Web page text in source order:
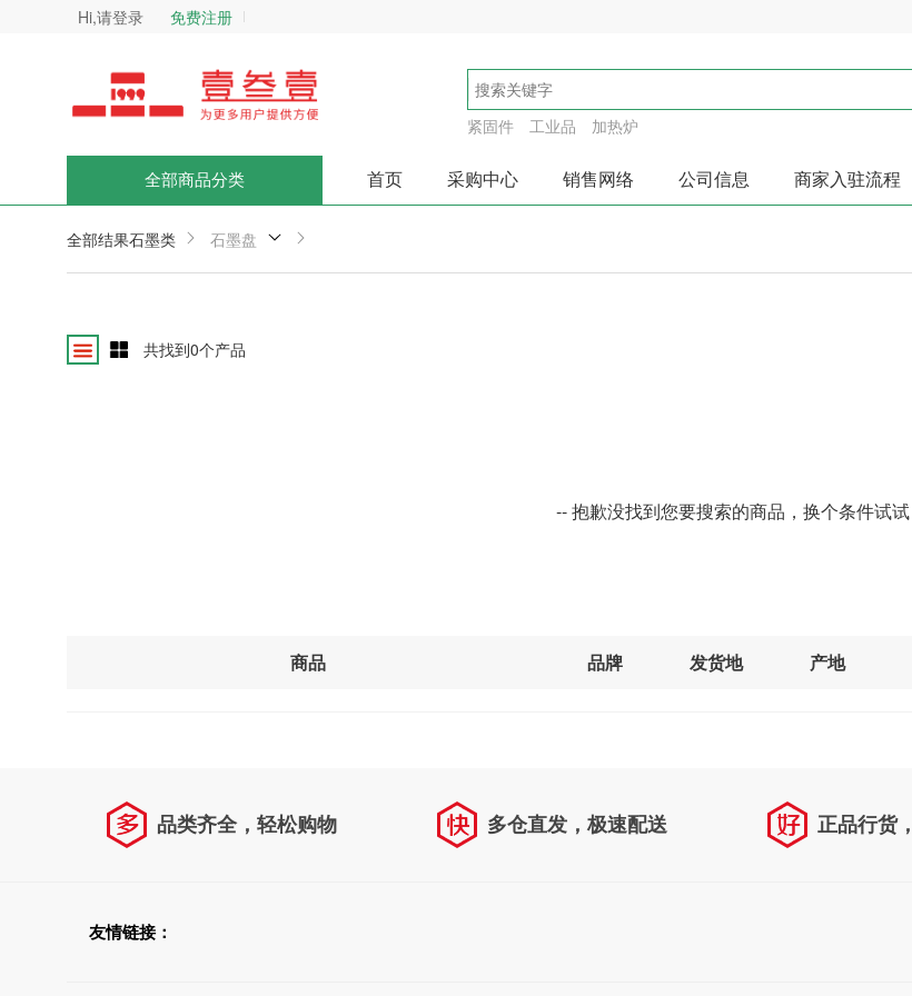
Hi,请登录 免费注册
紧固件 工业品 加热炉
全部商品分类 首页 采购中心 销售网络 公司信息 商家入驻流程
全部结果石墨类 石墨盘
共找到0个产品
-- 抱歉没找到您要搜索的商品，换个条件试
商品 品牌 发货地 产地
品类齐全，轻松购物 多仓直发，极速配送 正品行货
友情链接：